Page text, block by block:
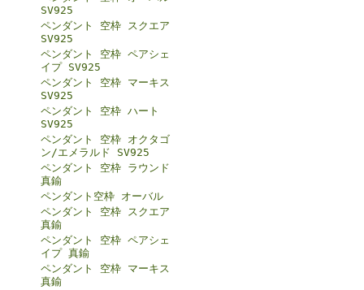
SV925
ペンダント 空枠 スクエア
SV925
ペンダント 空枠 ペアシェ
イプ SV925
ペンダント 空枠 マーキス
SV925
ペンダント 空枠 ハート
SV925
ペンダント 空枠 オクタゴ
ン/エメラルド SV925
ペンダント 空枠 ラウンド
真鍮
ペンダント空枠 オーバル
ペンダント 空枠 スクエア
真鍮
ペンダント 空枠 ペアシェ
イプ 真鍮
ペンダント 空枠 マーキス
真鍮